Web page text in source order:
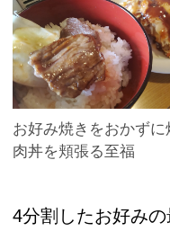
お好み焼きをおかずに
肉丼を頬張る至福
4分割したお好み